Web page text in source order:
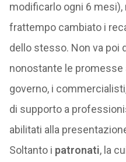
modificarlo ogni 6 mesi),
frattempo cambiato i
dello stesso. Non va poi
nonostante le promesse
governo, i
di supporto a
abilitati alla
Soltanto i patronati, la